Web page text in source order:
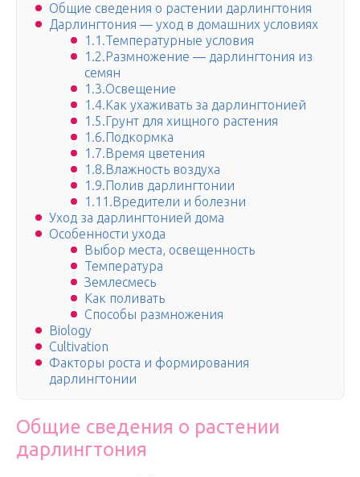
Общие сведения о растении дарлингтония
Дарлингтония — уход в домашних условиях
1.1.Температурные условия
1.2.Размножение — дарлингтония из
семян
1.3.Освещение
1.4.Как ухаживать за дарлингтонией
1.5.Грунт для хищного растения
1.6.Подкормка
1.7.Время цветения
1.8.Влажность воздуха
1.9.Полив дарлингтонии
1.11.Вредители и болезни
Уход за дарлингтонией дома
Особенности ухода
Выбор места, освещенность
Температура
Землесмесь
Как поливать
Способы размножения
Biology
Cultivation
Факторы роста и формирования
дарлингтонии
Общие сведения о растении
дарлингтония